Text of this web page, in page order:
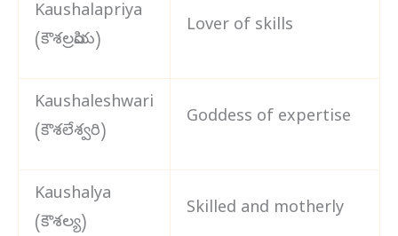
Kaushalapriya
(కౌశలప్రియ)
Lover of skills
Kaushaleshwari
(కౌశలేశ్వరి)
Goddess of expertise
Kaushalya
(కౌశల్య)
Skilled and motherly